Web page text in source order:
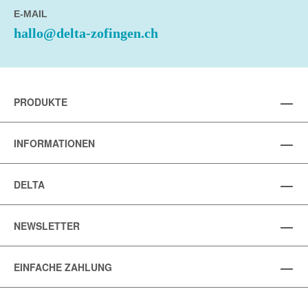
E-MAIL
hallo@delta-zofingen.ch
PRODUKTE
INFORMATIONEN
DELTA
NEWSLETTER
EINFACHE ZAHLUNG